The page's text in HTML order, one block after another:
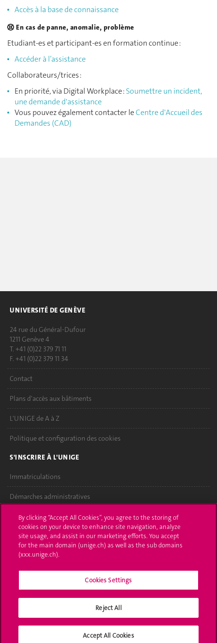
Accès à la base de connaissance
En cas de panne, anomalie, problème
Etudiant-es et participant-es en formation continue :
Accéder à l’assistance
Collaborateurs/trices :
En priorité, via Digital Workplace :Soumettre un incident,
une demande d'assistance
Vous pouvez également contacter leCentre d'Accueil des
Demandes (CAD)
UNIVERSITÉ DE GENÈVE
24 rue du Général-Dufour
1211 Genève 4
T. +41 (0)22 379 71 11
F. +41 (0)22 379 11 34
Contact
Plans d'accès aux bâtiments
L'UNIGE de A à Z
Politique et configuration des cookies
S'INSCRIRE À L'UNIGE
Immatriculations
Démarches administratives
Poser une question
L'UNIGE VOUS INFORME
UNIGE Mobile
By clicking “Accept All Cookies”, you agree to the storing of
cookies on your device to enhance site navigation, analyze
site usage, and assist in our marketing efforts. You accept
for the main domain (unige.ch) as well as the sub domains
(xxx.unige.ch).
Cookies Settings
Reject All
Accept All Cookies